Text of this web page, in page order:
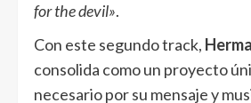
for the devil».
Con este segundo track,
consolida como un proyecto
necesario por su mensaje y